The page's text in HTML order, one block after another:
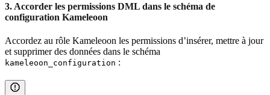
3. Accorder les permissions DML dans le schéma de
configuration Kameleoon
Accordez au rôle Kameleoon les permissions d’insérer, mettre à jour
et supprimer des données dans le schéma
kameleoon_configuration :